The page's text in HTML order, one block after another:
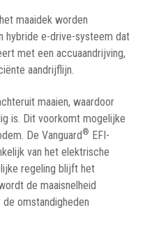
maaidek worden
hybride e-drive-systeem dat
met een accuaandrijving,
aandrijflijn.
maaien, waardoor
is. Dit voorkomt mogelijke
De Vanguard® EFI-
van het elektrische
regeling blijft het
de maaisnelheid
omstandigheden